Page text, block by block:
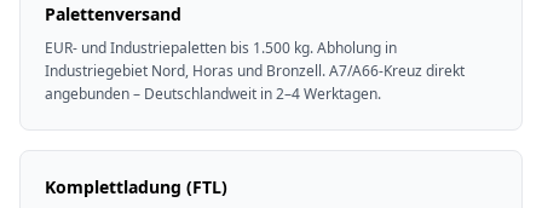
Palettenversand
EUR- und Industriepaletten bis 1.500 kg. Abholung in
Industriegebiet Nord, Horas und Bronzell. A7/A66-Kreuz direkt
angebunden – Deutschlandweit in 2–4 Werktagen.
Komplettladung (FTL)